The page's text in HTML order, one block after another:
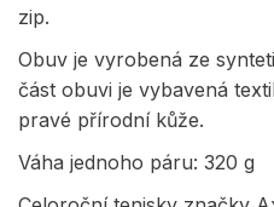
zip.
Obuv je vyrobená ze
část obuvi je vybavená
pravé přírodní kůže.
Váha jednoho páru: 320 g